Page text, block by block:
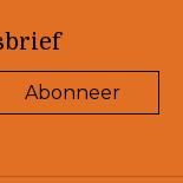
Abonneer